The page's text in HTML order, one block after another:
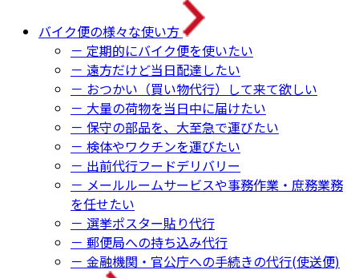
バイク便の様々な使い方
－ 定期的にバイク便を使いたい
－ 遠方だけど当日配達したい
－ おつかい（買い物代行）して来て欲しい
－ 大量の荷物を当日中に届けたい
－ 保守の部品を、大至急で運びたい
－ 検体やワクチンを運びたい
－ 出前代行フードデリバリー
－ メールルームサービスや事務作業・庶務業務
を任せたい
－ 選挙ポスター貼り代行
－ 郵便局への持ち込み代行
－ 金融機関・官公庁への手続きの代行(使送便)